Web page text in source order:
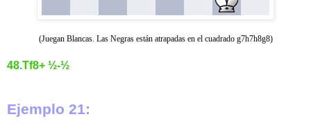
(Juegan Blancas. Las Negras están atrapadas en el cuadrado g7h7h8g8)
48.Tf8+ ½-½
Ejemplo 21: